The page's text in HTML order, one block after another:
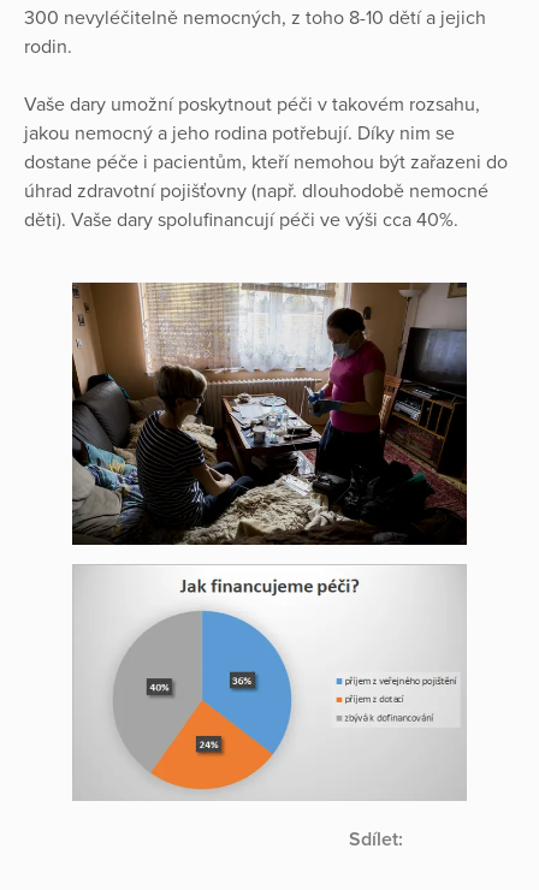
300 nevyléčitelně nemocných, z toho 8-10 dětí a jejich
rodin.
Vaše dary umožní poskytnout péči v takovém rozsahu,
jakou nemocný a jeho rodina potřebují. Díky nim se
dostane péče i pacientům, kteří nemohou být zařazeni do
úhrad zdravotní pojišťovny (např. dlouhodobě nemocné
děti). Vaše dary spolufinancují péči ve výši cca 40%.
Sdílet: